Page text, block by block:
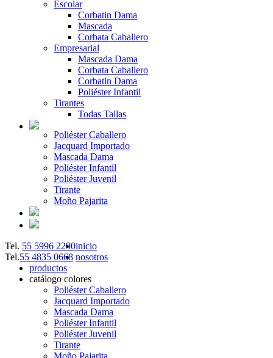
Escolar
Corbatin Dama
Mascada
Corbata Caballero
Empresarial
Mascada Dama
Corbata Caballero
Corbatin Dama
Poliéster Infantil
Tirantes
Todas Tallas
Poliéster Caballero
Jacquard Importado
Mascada Dama
Poliéster Infantil
Poliéster Juvenil
Tirante
Moño Pajarita
Tel. 55 5996 2290
Tel.55 4835 0668
inicio
nosotros
productos
catálogo colores
Poliéster Caballero
Jacquard Importado
Mascada Dama
Poliéster Infantil
Poliéster Juvenil
Tirante
Moño Pajarita